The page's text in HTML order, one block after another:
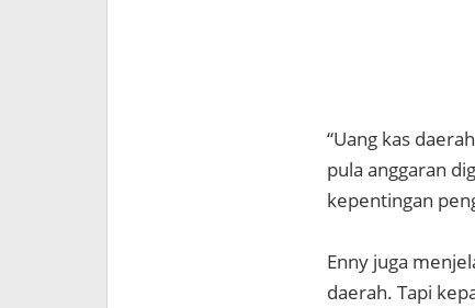
“Uang kas
pula anggaran
kepentingan
Enny juga
daerah. Tapi